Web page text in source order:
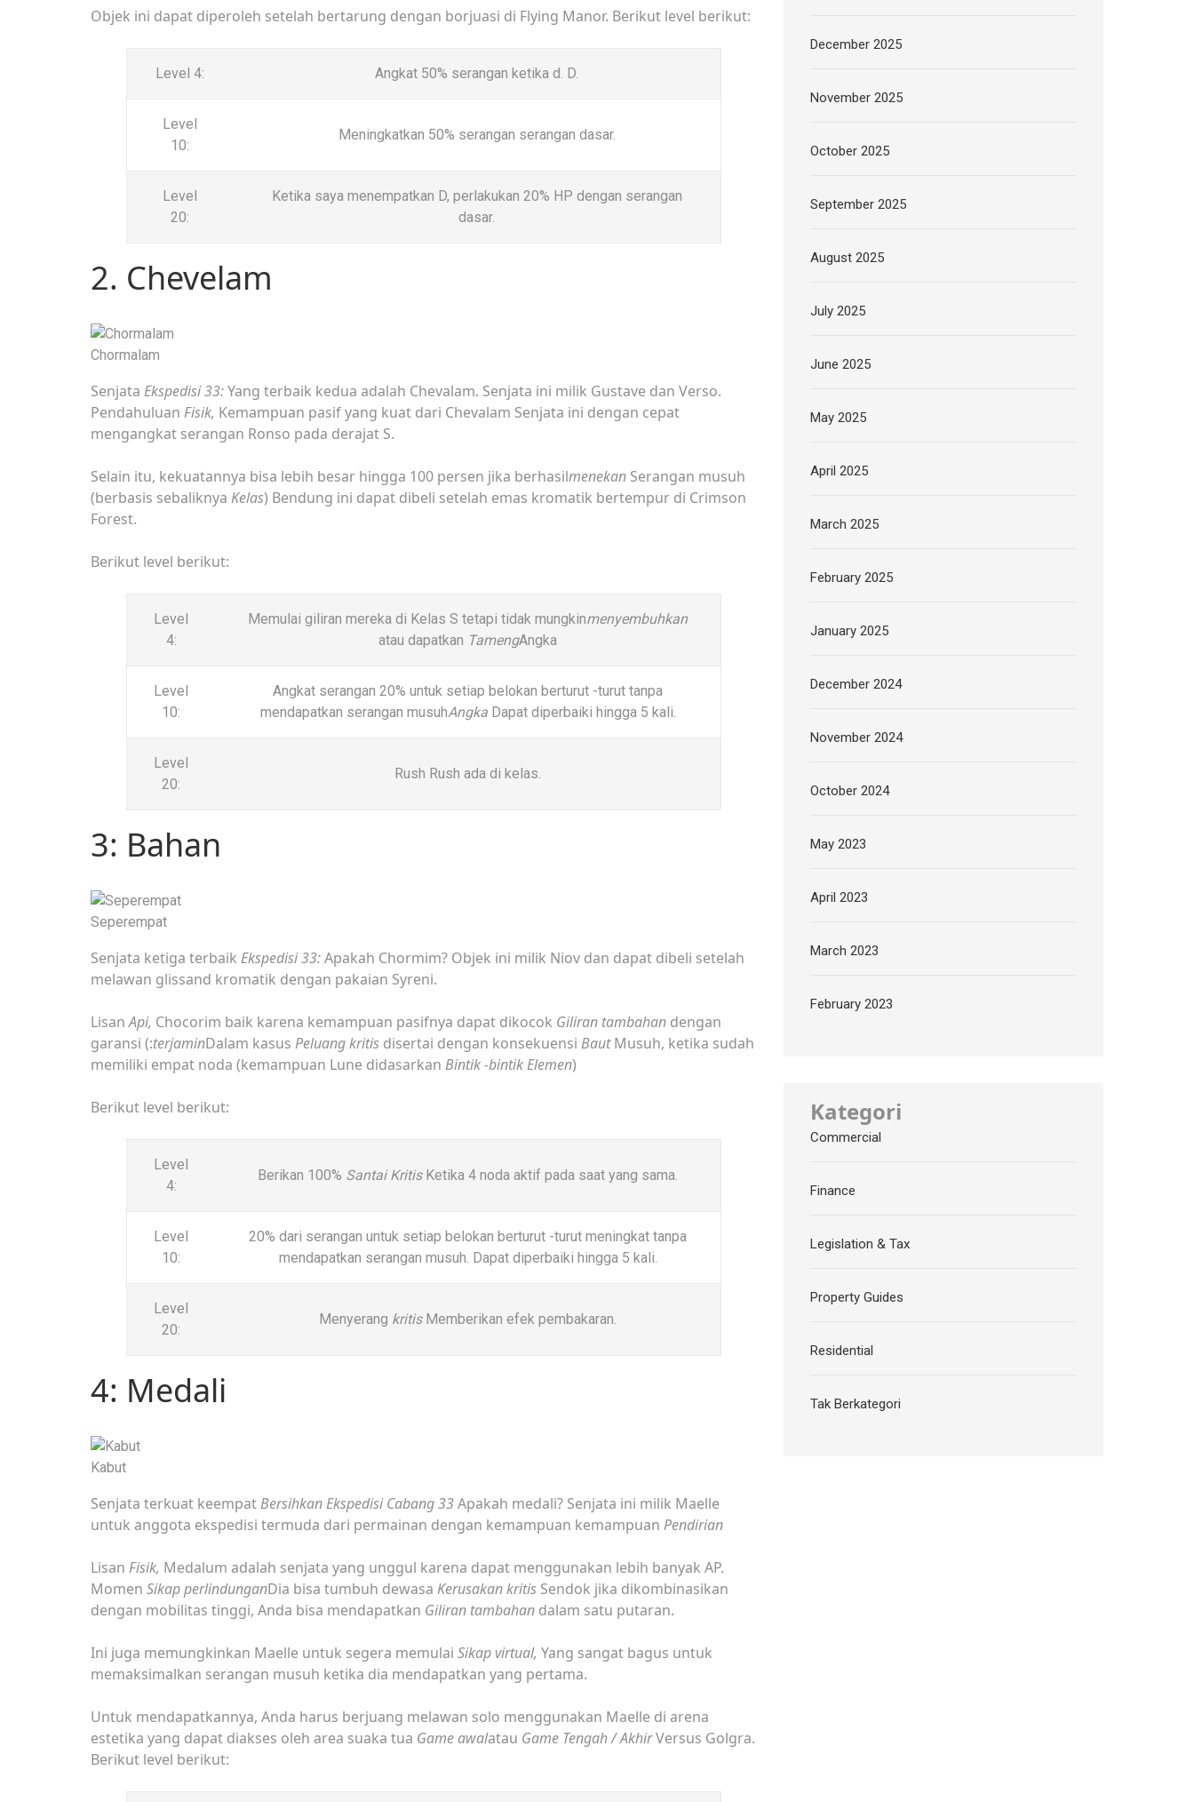
Objek ini dapat diperoleh setelah bertarung dengan borjuasi di Flying Manor. Berikut level berikut:
Level 4: Angkat 50% serangan ketika d. D.
Level
10:
Meningkatkan 50% serangan serangan dasar.
Level
20:
Ketika saya menempatkan D, perlakukan 20% HP dengan serangan
dasar.
2. Chevelam
Chormalam
Senjata Ekspedisi 33:Yang terbaik kedua adalah Chevalam. Senjata ini milik Gustave dan Verso.
Pendahuluan Fisik, Kemampuan pasif yang kuat dari Chevalam Senjata ini dengan cepat
mengangkat serangan Ronso pada derajat S.
Selain itu, kekuatannya bisa lebih besar hingga 100 persen jika berhasilmenekan Serangan musuh
(berbasis sebaliknya Kelas) Bendung ini dapat dibeli setelah emas kromatik bertempur di Crimson
Forest.
Berikut level berikut:
Level
4:
Memulai giliran mereka di Kelas S tetapi tidak mungkinmenyembuhkan
atau dapatkan TamengAngka
Level
10:
Angkat serangan 20% untuk setiap belokan berturut -turut tanpa
mendapatkan serangan musuhAngka Dapat diperbaiki hingga 5 kali.
Level
20:
Rush Rush ada di kelas.
3: Bahan
Seperempat
Senjata ketiga terbaik Ekspedisi 33:Apakah Chormim? Objek ini milik Niov dan dapat dibeli setelah
melawan glissand kromatik dengan pakaian Syreni.
LisanApi, Chocorim baik karena kemampuan pasifnya dapat dikocok Giliran tambahan dengan
garansi (:terjaminDalam kasus Peluang kritis disertai dengan konsekuensi BautMusuh, ketika sudah
memiliki empat noda (kemampuan Lune didasarkan Bintik -bintikElemen)
Berikut level berikut:
Level
4:
Berikan 100% Santai Kritis Ketika 4 noda aktif pada saat yang sama.
Level
10:
20% dari serangan untuk setiap belokan berturut -turut meningkat tanpa
mendapatkan serangan musuh. Dapat diperbaiki hingga 5 kali.
Level
20:
Menyerang kritis Memberikan efek pembakaran.
4: Medali
Kabut
Senjata terkuat keempatBersihkan Ekspedisi Cabang 33Apakah medali? Senjata ini milik Maelle
untuk anggota ekspedisi termuda dari permainan dengan kemampuan kemampuan Pendirian
Lisan Fisik, Medalum adalah senjata yang unggul karena dapat menggunakan lebih banyak AP.
Momen Sikap perlindunganDia bisa tumbuh dewasa Kerusakan kritis Sendok jika dikombinasikan
dengan mobilitas tinggi, Anda bisa mendapatkan Giliran tambahan dalam satu putaran.
Ini juga memungkinkan Maelle untuk segera memulai Sikap virtual, Yang sangat bagus untuk
memaksimalkan serangan musuh ketika dia mendapatkan yang pertama.
Untuk mendapatkannya, Anda harus berjuang melawan solo menggunakan Maelle di arena
estetika yang dapat diakses oleh area suaka tua Game awalatau Game Tengah / AkhirVersus Golgra.
Berikut level berikut:
December 2025
November 2025
October 2025
September 2025
August 2025
July 2025
June 2025
May 2025
April 2025
March 2025
February 2025
January 2025
December 2024
November 2024
October 2024
May 2023
April 2023
March 2023
February 2023
Kategori
Commercial
Finance
Legislation & Tax
Property Guides
Residential
Tak Berkategori